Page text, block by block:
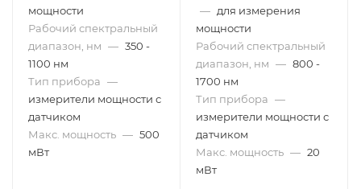
мощности
Рабочий спектральный
диапазон, нм — 350 -
1100 нм
Тип прибора —
измерители мощности с
датчиком
Макс. мощность — 500
мВт
— для измерения
мощности
Рабочий спектральный
диапазон, нм — 800 -
1700 нм
Тип прибора —
измерители мощности с
датчиком
Макс. мощность — 20
мВт